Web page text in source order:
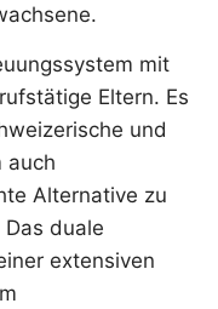
mit
Eltern. Es
und
auch
Alternative zu
duale
extensiven